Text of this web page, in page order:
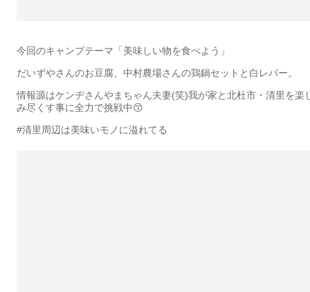
今回のキャンプテーマ「美味しい物を食べよう」
だいずやさんのお豆腐、中村農場さんの鶏鍋セットと白レバー。
情報源はケンヂさんやまちゃん夫妻(笑)我が家と北杜市・清里を楽
み尽くす事に全力で挑戦中😙
#清里周辺は美味いモノに溢れてる